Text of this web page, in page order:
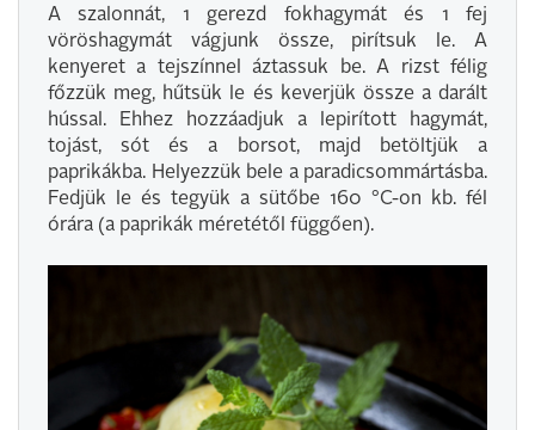
A szalonnát, 1 gerezd fokhagymát és 1 fej
vöröshagymát vágjunk össze, pirítsuk le. A
kenyeret a tejszínnel áztassuk be. A rizst félig
főzzük meg, hűtsük le és keverjük össze a darált
hússal. Ehhez hozzáadjuk a lepirított hagymát,
tojást, sót és a borsot, majd betöltjük a
paprikákba. Helyezzük bele a paradicsommártásba.
Fedjük le és tegyük a sütőbe 160 °C-on kb. fél
órára (a paprikák méretétől függően).